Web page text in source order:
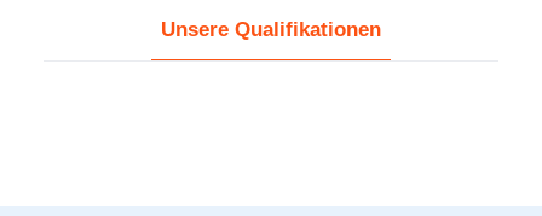
Unsere Qualifikationen